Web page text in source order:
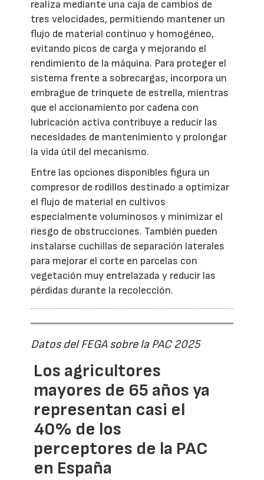
realiza mediante una caja de cambios de
tres velocidades, permitiendo mantener un
flujo de material continuo y homogéneo,
evitando picos de carga y mejorando el
rendimiento de la máquina. Para proteger el
sistema frente a sobrecargas, incorpora un
embrague de trinquete de estrella, mientras
que el accionamiento por cadena con
lubricación activa contribuye a reducir las
necesidades de mantenimiento y prolongar
la vida útil del mecanismo.
Entre las opciones disponibles figura un
compresor de rodillos destinado a optimizar
el flujo de material en cultivos
especialmente voluminosos y minimizar el
riesgo de obstrucciones. También pueden
instalarse cuchillas de separación laterales
para mejorar el corte en parcelas con
vegetación muy entrelazada y reducir las
pérdidas durante la recolección.
Datos del FEGA sobre la PAC 2025
Los agricultores
mayores de 65 años ya
representan casi el
40% de los
perceptores de la PAC
en España